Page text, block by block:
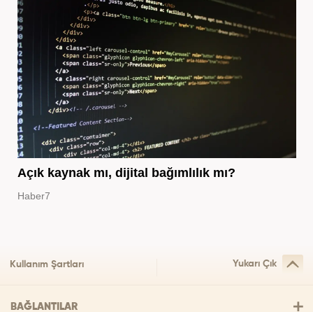
Açık kaynak mı, dijital bağımlılık mı?
Haber7
Kullanım Şartları Yukarı Çık
BAĞLANTILAR